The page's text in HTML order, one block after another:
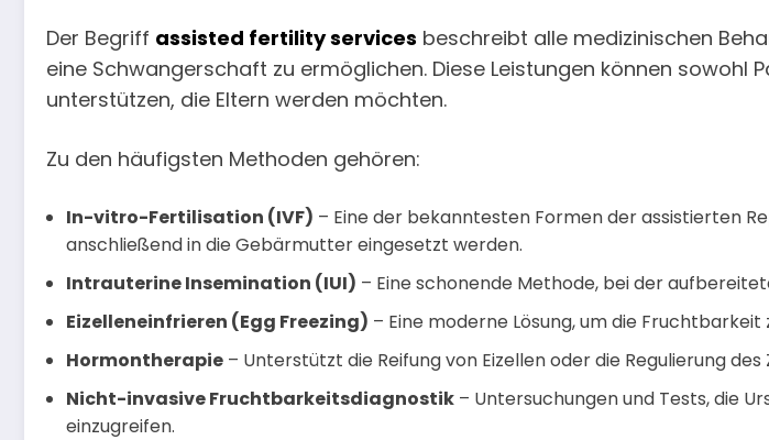
Der Begriff assisted fertility services beschreibt alle medizinischen
eine Schwangerschaft zu ermöglichen. Diese Leistungen können sowohl
unterstützen, die Eltern werden möchten.
Zu den häufigsten Methoden gehören:
In-vitro-Fertilisation (IVF) – Eine der bekanntesten Formen der assistierten
anschließend in die Gebärmutter eingesetzt werden.
Intrauterine Insemination (IUI) – Eine schonende Methode, bei der
Eizelleneinfrieren (Egg Freezing) – Eine moderne Lösung, um die
Hormontherapie – Unterstützt die Reifung von Eizellen oder die Regulierung des
Nicht-invasive Fruchtbarkeitsdiagnostik – Untersuchungen und Tests, die
einzugreifen.